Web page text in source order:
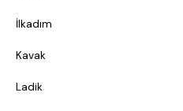
İlkadım
Kavak
Ladik